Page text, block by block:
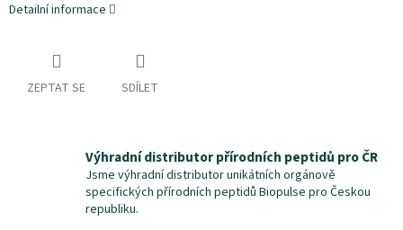
Detailní informace
ZEPTAT SE SDÍLET
Výhradní distributor přírodních peptidů pro ČR
Jsme výhradní distributor unikátních orgánově
specifických přírodních peptidů Biopulse pro Českou
republiku.